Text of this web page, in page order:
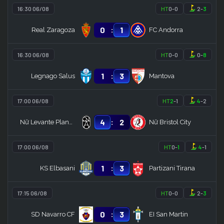
16:30 06/08 HT0-0 2-3
Real Zaragoza 0 : 1 FC Andorra
16:30 06/08 HT0-0 0-8
Legnago Salus 1 : 3 Mantova
17:00 06/08 HT2-1 4-2
Nữ Levante Planas 4 : 2 Nữ Bristol City
17:00 06/08 HT0-1 4-1
KS Elbasani 1 : 3 Partizani Tirana
17:15 06/08 HT0-0 2-3
SD Navarro CF 0 : 3 EI San Martin